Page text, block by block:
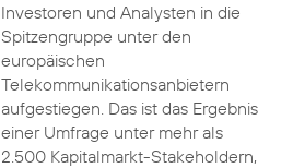
Investoren und Analysten in die
Spitzengruppe unter den
europäischen
Telekommunikationsanbietern
aufgestiegen. Das ist das Ergebnis
einer Umfrage unter mehr als
2.500 Kapitalmarkt-Stakeholdern,